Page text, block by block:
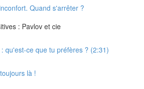
Quand s'arrêter ?
: Pavlov et cie
qu'est-ce que tu préfères ? (2:31)
là !